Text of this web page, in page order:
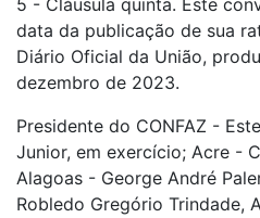
5 - Cláusula quinta. Este
data da publicação de sua
Diário Oficial da União,
dezembro de 2023.
Presidente do CONFAZ -
Junior, em exercício; Acre -
Alagoas - George André
Robledo Gregório Trindade,